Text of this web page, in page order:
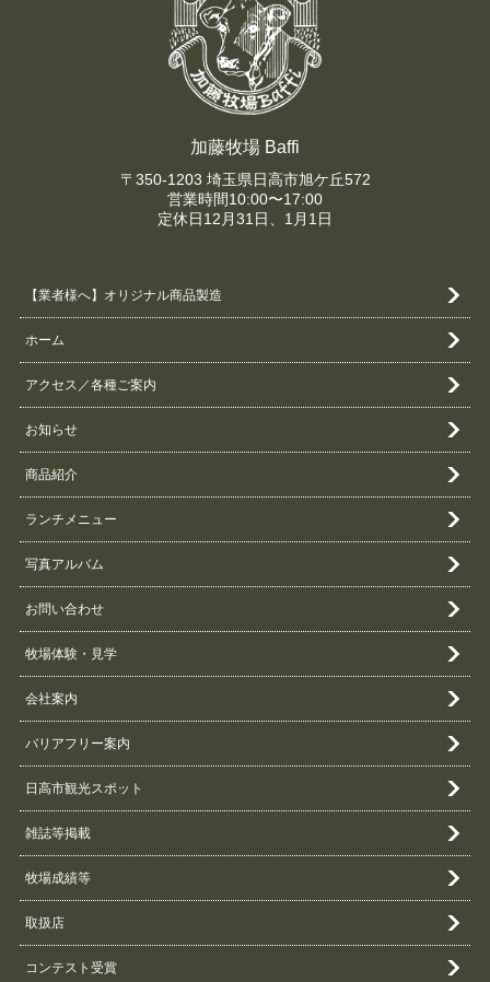
加藤牧場 Baffi
〒350-1203 埼玉県日高市旭ケ丘572
営業時間10:00〜17:00
定休日12月31日、1月1日
【業者様へ】オリジナル商品製造
ホーム
アクセス／各種ご案内
お知らせ
商品紹介
ランチメニュー
写真アルバム
お問い合わせ
牧場体験・見学
会社案内
バリアフリー案内
日高市観光スポット
雑誌等掲載
牧場成績等
取扱店
コンテスト受賞